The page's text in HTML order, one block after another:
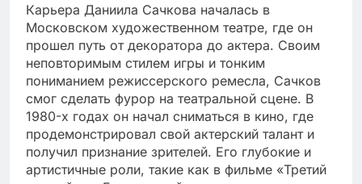
Карьера Даниила Сачкова началась в
Московском художественном театре, где он
прошел путь от декоратора до актера. Своим
неповторимым стилем игры и тонким
пониманием режиссерского ремесла, Сачков
смог сделать фурор на театральной сцене. В
1980-х годах он начал сниматься в кино, где
продемонстрировал свой актерский талант и
получил признание зрителей. Его глубокие и
артистичные роли, такие как в фильме «Третий